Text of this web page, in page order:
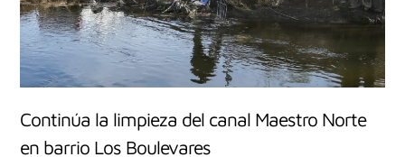
Continúa la limpieza del canal Maestro Norte
en barrio Los Boulevares